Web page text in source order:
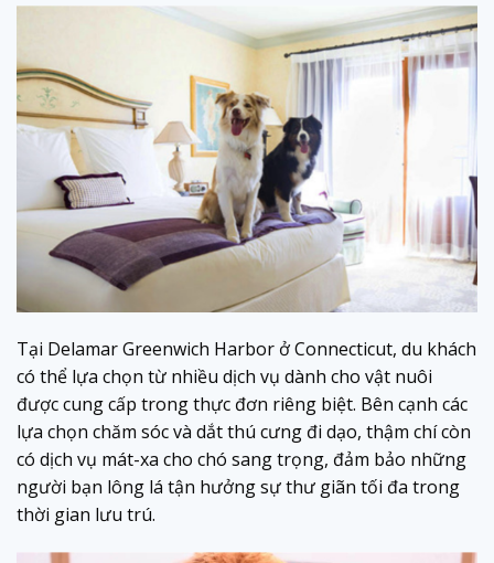
Tại Delamar Greenwich Harbor ở Connecticut, du khách
có thể lựa chọn từ nhiều dịch vụ dành cho vật nuôi
được cung cấp trong thực đơn riêng biệt. Bên cạnh các
lựa chọn chăm sóc và dắt thú cưng đi dạo, thậm chí còn
có dịch vụ mát-xa cho chó sang trọng, đảm bảo những
người bạn lông lá tận hưởng sự thư giãn tối đa trong
thời gian lưu trú.